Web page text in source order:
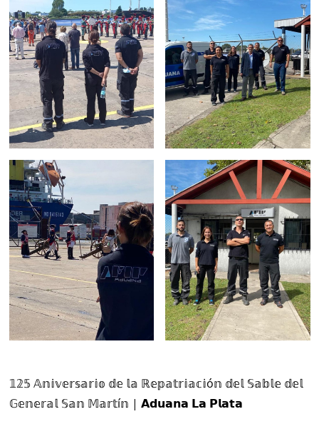
𝟙𝟚𝟝 𝔸𝕟𝕚𝕧𝕖𝕣𝕤𝕒𝕣𝕚𝕠 𝕕𝕖 𝕝𝕒 ℝ𝕖𝕡𝕒𝕥𝕣𝕚𝕒𝕔𝕚ó𝕟 𝕕𝕖𝕝 𝕊𝕒𝕓𝕝𝕖 𝕕𝕖𝕝
𝔾𝕖𝕟𝕖𝕣𝕒𝕝 𝕊𝕒𝕟 𝕄𝕒𝕣𝕥í𝕟 | 𝗔𝗱𝘂𝗮𝗻𝗮 𝗟𝗮 𝗣𝗹𝗮𝘁𝗮